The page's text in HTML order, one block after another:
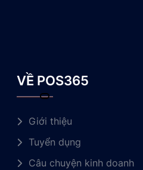
VỀ POS365
Giới thiệu
Tuyển dụng
Câu chuyện kinh doanh